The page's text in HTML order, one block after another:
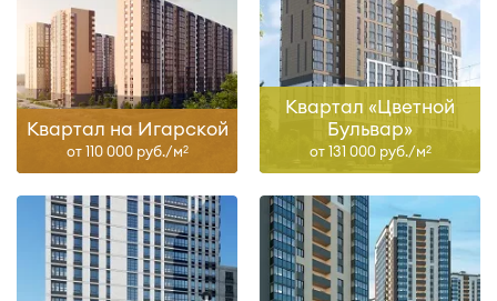
Квартал на Игарской
от 110 000 руб./м2
Квартал «Цветной
Бульвар»
от 131 000 руб./м2